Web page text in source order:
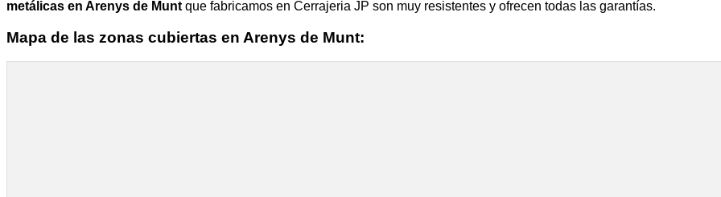
metálicas en Arenys de Munt que fabricamos en Cerrajeria JP son muy resistentes y ofrecen todas las garantías.
Mapa de las zonas cubiertas en Arenys de Munt: